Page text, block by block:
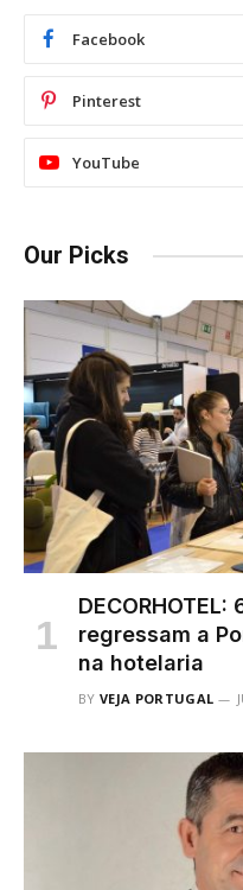
Facebook
Pinterest
YouTube
Our Picks
regressam a
na hotelaria
BY VEJA PORTUGAL